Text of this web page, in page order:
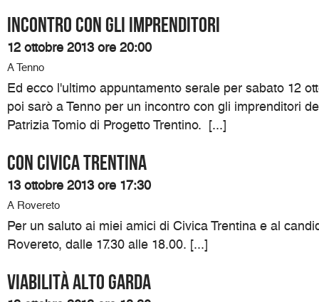
Incontro con gli imprenditori
12 ottobre 2013 ore 20:00
A Tenno
Ed ecco l'ultimo appuntamento serale per sabato 12
poi sarò a Tenno per un incontro con gli imprenditori
Patrizia Tomio di Progetto Trentino. [...]
Con Civica Trentina
13 ottobre 2013 ore 17:30
A Rovereto
Per un saluto ai miei amici di Civica Trentina e al
Rovereto, dalle 17.30 alle 18.00. [...]
Viabilità Alto Garda